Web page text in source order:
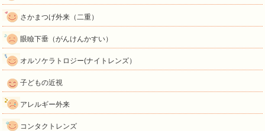
さかまつげ外来（二重）
眼瞼下垂（がんけんかすい）
オルソケラトロジー(ナイトレンズ）
子どもの近視
アレルギー外来
コンタクトレンズ